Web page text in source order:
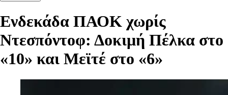
Ενδεκάδα ΠΑΟΚ χωρίς
Ντεσπόντοφ: Δοκιμή Πέλκα στο
«10» και Μεϊτέ στο «6»